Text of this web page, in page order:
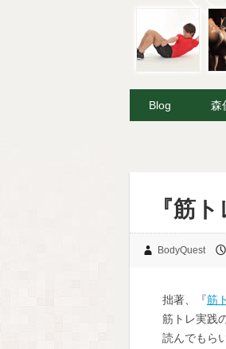
Blog 森
『筋
BodyQuest
拙著、『筋
筋トレ実践
読んでもら